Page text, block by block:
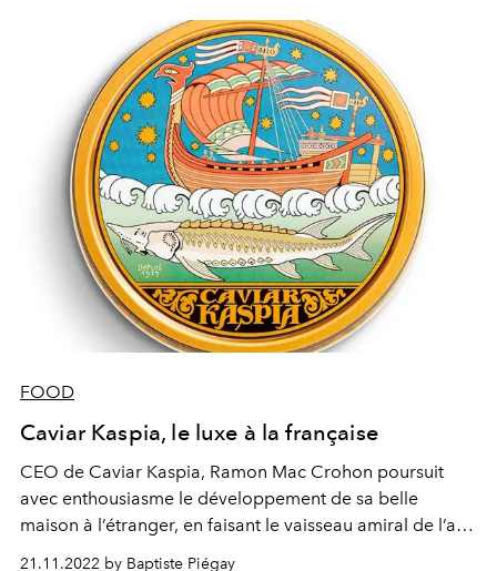
FOOD
Caviar Kaspia, le luxe à la française
CEO de Caviar Kaspia, Ramon Mac Crohon poursuit
avec enthousiasme le développement de sa belle
maison à l’étranger, en faisant le vaisseau amiral de l’art
de la fête, luxueuse et joyeuse. La preuve ? Cette
21.11.2022 by Baptiste Piégay